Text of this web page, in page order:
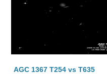
AGC 1367 T254 vs T635